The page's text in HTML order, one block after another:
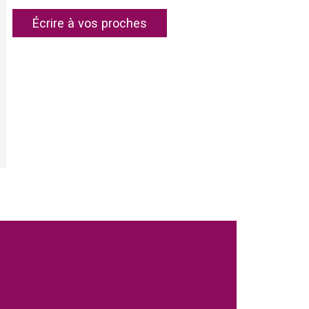
Écrire à vos proches